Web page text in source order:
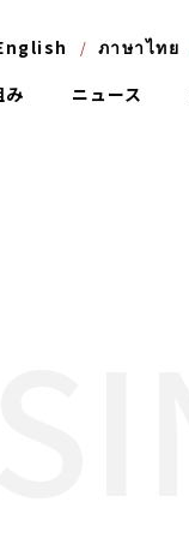
ภาษาไทย
み ニュース